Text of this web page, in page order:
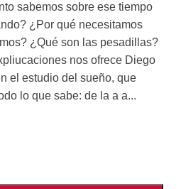
sabemos sobre ese tiempo
¿Por qué necesitamos
¿Qué son las pesadillas?
nos ofrece Diego
el estudio del sueño, que
lo que sabe: de la a a...